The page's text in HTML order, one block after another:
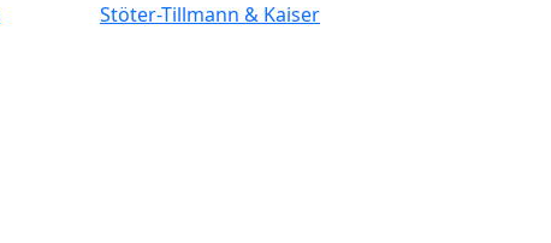
Stöter-Tillmann & Kaiser